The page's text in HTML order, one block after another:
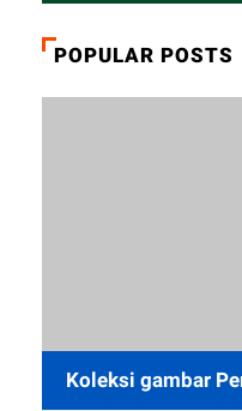
POPULAR POSTS
Koleksi gambar